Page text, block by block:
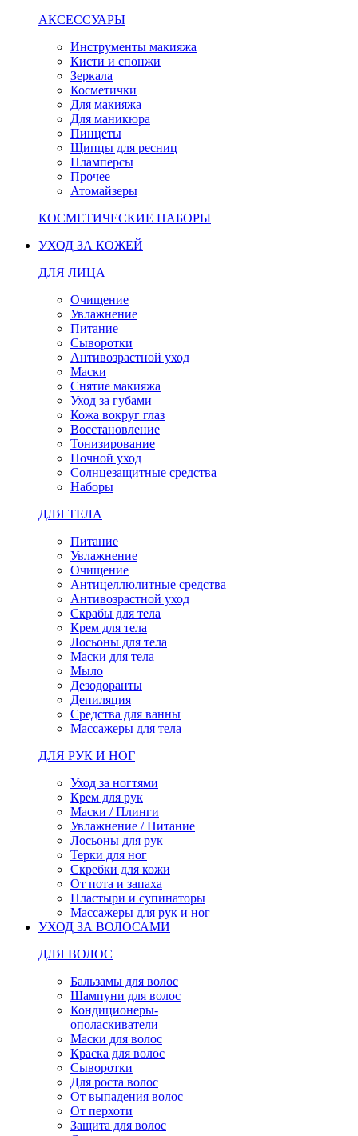
АКСЕССУАРЫ
Инструменты макияжа
Кисти и спонжи
Зеркала
Косметички
Для макияжа
Для маникюра
Пинцеты
Щипцы для ресниц
Пламперсы
Прочее
Атомайзеры
КОСМЕТИЧЕСКИЕ НАБОРЫ
УХОД ЗА КОЖЕЙ
ДЛЯ ЛИЦА
Очищение
Увлажнение
Питание
Сыворотки
Антивозрастной уход
Маски
Снятие макияжа
Уход за губами
Кожа вокруг глаз
Восстановление
Тонизирование
Ночной уход
Солнцезащитные средства
Наборы
ДЛЯ ТЕЛА
Питание
Увлажнение
Очищение
Антицеллюлитные средства
Антивозрастной уход
Скрабы для тела
Крем для тела
Лосьоны для тела
Маски для тела
Мыло
Дезодоранты
Депиляция
Средства для ванны
Массажеры для тела
ДЛЯ РУК И НОГ
Уход за ногтями
Крем для рук
Маски / Плинги
Увлажнение / Питание
Лосьоны для рук
Терки для ног
Скребки для кожи
От пота и запаха
Пластыри и супинаторы
Массажеры для рук и ног
УХОД ЗА ВОЛОСАМИ
ДЛЯ ВОЛОС
Бальзамы для волос
Шампуни для волос
Кондиционеры-
ополаскиватели
Маски для волос
Краска для волос
Сыворотки
Для роста волос
От выпадения волос
От перхоти
Защита для волос